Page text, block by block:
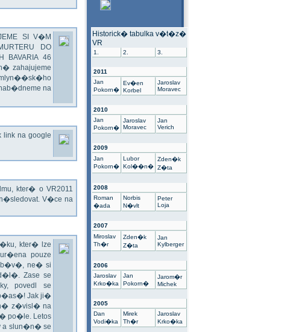
SI V�M
DO
BAVARIA 46
zahajujeme
na
link na google
kter� o VR2011
V�ce na
kter� lze
pouze
ne� si
Zase se
povedl se
Jak ji�
z�visl� na
po�le. Letos
slun�n� se
Historick� tabulka v�t�z�
VR
1. 2. 3.
2011
Jan
Pokorn�
Ev�en
Korbel
Jaroslav
Moravec
2010
Jan
Pokorn�
Jaroslav
Moravec
Jan
Verich
2009
Jan
Pokorn�
Lubor
Kol��n�
Zden�k
Z�ta
2008
Roman
�ada
Norbis
N�vlt
Peter
Loja
2007
Miroslav
Th�r
Zden�k
Z�ta
Jan
Kylberger
2006
Jaroslav
Krko�ka
Jan
Pokorn�
Jarom�r
Michek
2005
Dan
Vodi�ka
Mirek
Th�r
Jaroslav
Krko�ka